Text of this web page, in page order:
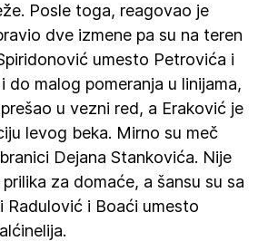
Posle toga, reagovao je
dve izmene pa su na teren
umesto Petrovića i
do malog pomeranja u linijama,
u vezni red, a Eraković je
levog beka. Mirno su meč
Dejana Stankovića. Nije
za domaće, a šansu su sa
Radulović i Boaći umesto